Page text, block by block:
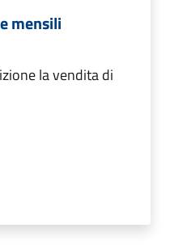
mensili
la vendita di